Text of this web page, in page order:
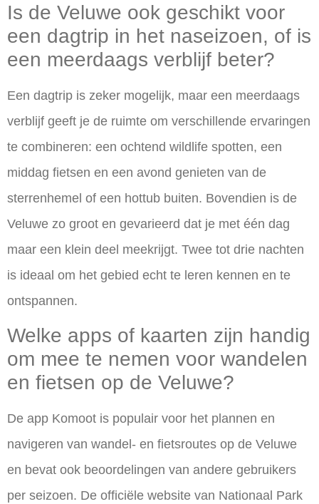
Is de Veluwe ook geschikt voor
een dagtrip in het naseizoen, of is
een meerdaags verblijf beter?
Een dagtrip is zeker mogelijk, maar een meerdaags
verblijf geeft je de ruimte om verschillende ervaringen
te combineren: een ochtend wildlife spotten, een
middag fietsen en een avond genieten van de
sterrenhemel of een hottub buiten. Bovendien is de
Veluwe zo groot en gevarieerd dat je met één dag
maar een klein deel meekrijgt. Twee tot drie nachten
is ideaal om het gebied echt te leren kennen en te
ontspannen.
Welke apps of kaarten zijn handig
om mee te nemen voor wandelen
en fietsen op de Veluwe?
De app Komoot is populair voor het plannen en
navigeren van wandel- en fietsroutes op de Veluwe
en bevat ook beoordelingen van andere gebruikers
per seizoen. De officiële website van Nationaal Park